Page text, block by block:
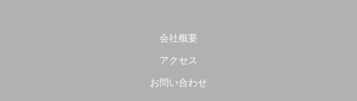
会社概要
アクセス
お問い合わせ